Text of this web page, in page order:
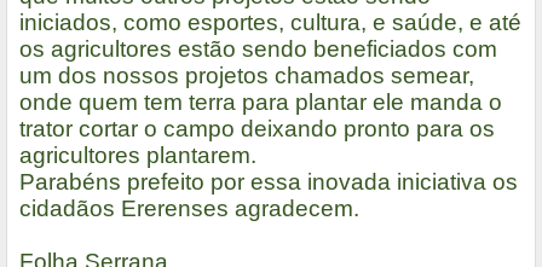
iniciados, como esportes, cultura, e saúde, e até
os agricultores estão sendo beneficiados com
um dos nossos projetos chamados semear,
onde quem tem terra para plantar ele manda o
trator cortar o campo deixando pronto para os
agricultores plantarem.
Parabéns prefeito por essa inovada iniciativa os
cidadãos Ererenses agradecem.
Folha Serrana